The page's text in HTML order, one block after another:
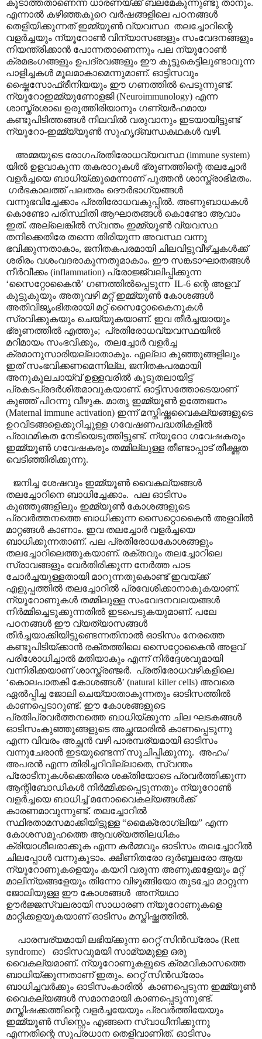
കൂടാത്തതാണെന്ന ധാരണയ്ക്ക് ബലമേകുന്നുണ്ടു താനും.
എന്നാൽ കഴിഞ്ഞകുറെ വർഷങ്ങളിലെ പഠനങ്ങൾ
തെളിയിക്കുന്നത് ഇമ്മ്യൂൺ വ്യവസ്ഥ തലച്ചോറിന്റെ
വളർച്ചയും ന്യൂറോൺ വിന്യാസങ്ങളും സംവേദനങ്ങളും
നിയന്ത്രിക്കാൻ പോന്നതാണെന്നും പല ന്യൂറോൺ
ക്രമഭംഗങ്ങളും ഉപദ്രവങ്ങളും ഈ കൂട്ടുകെട്ടിലുണ്ടാവുന്ന
പാളിച്ചകൾ മൂലമാകാമെന്നുമാണ്. ഓട്ടിസവും
ഷ്കൈസോഫ്രീനിയയും ഈ ഗണത്തിൽ പെടുന്നുണ്ട്.
ന്യൂറോഇമ്മ്യൂണോളജി (Neuroimmunology) എന്ന
ശാസ്ത്രശാഖ ഉരുത്തിരിയാനും ഗണ്യർഹമായ
കണ്ടുപിടിത്തങ്ങൾ നിലവിൽ വരുവാനും ഇടയായിട്ടുണ്ട്
ന്യൂറോ-ഇമ്മ്യ്യൂൺ സുഹൃദ്ബന്ധകഥകൾ വഴി.
അമ്മയുടെ രോഗപ്രതിരോധവ്യവസ്ഥ (immune system)
യിൽ ഉളവാകുന്ന തകരാറുകൾ ഭ്രൂണത്തിന്റെ തലച്ചോർ
വളർച്ചയെ ബാധിയ്ക്കുമെന്നാണ് പുത്തൻ ശാസ്ത്രാഭിമതം.
ഗർഭകാലത്ത് പലതരം ദൌർഭാഗ്യങ്ങൾ
വന്നുഭവിച്ചേക്കാം പ്രതിരോധവകുപ്പിൽ. അണുബാധകൾ
കൊണ്ടോ പരിസ്ഥിതി ആഘാതങ്ങൾ കൊണ്ടോ ആവാം
ഇത്. അല്ലെങ്കിൽ സ്വന്തം ഇമ്മ്യൂൺ വ്യവസ്ഥ
തനിക്കെതിരേ തന്നെ തിരിയുന്ന അവസ്ഥ വന്നു
ഭവിക്കുന്നതാകാം, ജനിതകപരമായി ചിലവിട്ടുവീഴ്ച്ചകൾക്ക്
ശരീരം വശംവദരാകുന്നതുമാകാം. ഈ സങ്കടാഘാതങ്ങൾ
നീർവീക്കം (inflammation) പ്രോജ്ജ്വലിപ്പിക്കുന്ന
‘സൈറ്റോകൈൻ’ ഗണത്തിൽ‌പ്പെടുന്ന IL-6 ന്റെ അളവ്
കൂട്ടുകുയും അതുവഴി മറ്റ് ഇമ്മ്യൂൺ കോശങ്ങൾ
അതിവിജൃംഭിതരായി മറ്റ് സൈറ്റോകൈനുകൾ
സ്രവിക്കുകയും ചെയ്യുകയാണ്. ഇവ തീർച്ചയായും
ഭ്രൂണത്തിൽ എത്തും; പ്രതിരോധവ്യവസ്ഥയിൽ
മറിമായം സംഭവിക്കും, തലച്ചോർ വളർച്ച
ക്രമാനുസാരിയല്ലാതാകും. എല്ലാ കുഞ്ഞുങ്ങളിലും
ഇത് സംഭവിക്കണമെന്നില്ല, ജനിതകപരമായി
അനുകൂലചായ്‌വ് ഉള്ളവരിൽ കൂടുതലായിട്ട്
പ്രകടപ്രദർശിതമാവുകയാണ്. ഓട്ടിസത്തോടെയാണ്
കുഞ്ഞ് പിറന്നു വീഴുക. മാതൃ ഇമ്മ്യൂൺ ഉത്തേജനം
(Maternal immune activation) ഇന്ന് മസ്തിഷ്ക്കവൈകല്യങ്ങളുടെ
ഉറവിടങ്ങളെക്കുറിച്ചുള്ള ഗവേഷണപദ്ധതികളിൽ
പ്രാഥമികത നേടിയെടുത്തിട്ടുണ്ട്. ന്യൂറോ ഗവേഷകരും
ഇമ്മ്യൂൺ ഗവേഷകരും തമ്മില്ലുള്ള തീണ്ടാപ്പാട് തീക്ഷ്ണത
വെടിഞ്ഞിരിക്കുന്നു.
ജനിച്ച ശേഷവും ഇമ്മ്യൂൺ വൈകല്യങ്ങൾ
തലച്ചോറിനെ ബാധിച്ചേക്കാം. പല ഓടിസം
കുഞ്ഞുങ്ങളിലും ഇമ്മ്യൂൺ കോശങ്ങളുടെ
പ്രവർത്തനത്തെ ബാധിക്കുന്ന സൈറ്റൊകൈൻ അളവിൽ
മാറ്റങ്ങൾ കാണാം. ഇവ തലച്ചോർ വളർച്ചയെ
ബാധിക്കുന്നതാണ്. പല പ്രതിരോധകോശങ്ങളും
തലച്ചോറിലെത്തുകയാണ്. രക്തവും തലച്ചോറിലെ
സ്രാവങ്ങളും വേർതിരിക്കുന്ന നേർത്ത പാട
ചോർച്ചയുള്ളതായി മാറുന്നതുകൊണ്ട് ഇവയ്ക്ക്
എളുപ്പത്തിൽ തലച്ചോറിൽ പ്രവേശിക്കാനാകുകയാണ്.
ന്യൂറോണുകൾ തമ്മിലുള്ള സംവേദനവലയങ്ങൾ
നിർമ്മിച്ചെടുക്കുന്നതിൽ ഇടപെടുകയുമാണ്. പലേ
പഠനങ്ങൾ ഈ വ്യത്യാസങ്ങൾ
തീർച്ചയാക്കിയിട്ടുണ്ടെന്നതിനാൽ ഓടിസം നേരത്തെ
കണ്ടുപിടിയ്ക്കാൻ രക്തത്തിലെ സൈറ്റോകൈൻ അളവ്
പരിശോധിച്ചാൽ മതിയാകും എന്ന് നിർദ്ദേശവുമായി
വന്നിരിക്കയാണ് ശാസ്ത്രഞ്ജർ. പ്രതിരോധവഴികളിലെ
‘കൊലപാതകി കോശങ്ങൾ’ (natural killer cells) അവരെ
ഏൽ‌പ്പിച്ച ജോലി ചെയ്യാതാകുന്നതും ഓടിസത്തിൽ
കാണപ്പെടാറുണ്ട്. ഈ കോശങ്ങളുടെ
പ്രതിപ്രവർത്തനത്തെ ബാധിയ്ക്കുന്ന ചില ഘടകങ്ങൾ
ഓടിസംകുഞ്ഞുങ്ങളുടെ അച്ഛന്മാരിൽ കാണപ്പെടുന്നു
എന്ന വിവരം അച്ഛൻ വഴി പാരമ്പര്യമായി ഓടിസം
വന്നുചേരാൻ ഇടയുണ്ടെന്ന് സൂചിപ്പിക്കുന്നു. അഹം/
അപരൻ എന്ന തിരിച്ചറിവില്ലാതെ, സ്വന്തം
പ്രോടീനുകൾക്കെതിരെ ശക്തിയോടെ പ്രവർത്തിക്കുന്ന
ആന്റിബോഡികൾ നിർമ്മിക്കപ്പെടുന്നതും ന്യൂറോൺ
വളർച്ചയെ ബാധിച്ച് മനോവൈകല്യങ്ങൾക്ക്
കാരണമാവുന്നുണ്ട്. തലച്ചോറിൽ
സ്ഥിരതാമസമാക്കിയിട്ടുള്ള “മൈക്രോഗ്ലിയ” എന്ന
കോശസമൂഹത്തെ ആവശ്യത്തിലധികം
ക്രിയാശീലരാക്കുക എന്ന കർമ്മവും ഓടിസം തലച്ചോറിൽ
ചിലപ്പോൾ വന്നുകൂടാം. ക്ഷീണിതരോ ദുർബ്ബലരോ ആയ
ന്യൂറോണുകളെയും കയറി വരുന്ന അണുക്കളേയും മറ്റ്
മാലിന്യങ്ങളേയും തിന്നോ വിഴുങ്ങിയോ തുടച്ചോ മാറ്റുന്ന
ജോലിയുള്ള ഈ കോശങ്ങൾ അന്യഥാ
ഊർജ്ജസ്വലരായി സാധാരണ ന്യൂറോണുകളെ
മാറ്റിക്കളയുകയാണ് ഓടിസം മസ്തിഷ്ക്കത്തിൽ.
പാരമ്പര്യമായി ലഭിയ്ക്കുന്ന റെറ്റ് സിൻഡ്രോം (Rett
syndrome) ഓടിസവുമയി സാമ്യമുള്ള ഒരു
വൈകല്യമാണ്. ന്യൂറോണുകളുടെ ക്രമവികാസത്തെ
ബാധിയ്ക്കുന്നതാണ് ഇതും. റെറ്റ് സിൻഡ്രോം
ബാധിച്ചവർക്കും ഓടിസംകാരിൽ കാണപ്പെടുന്ന ഇമ്മ്യൂൺ
വൈകല്യങ്ങൾ സമാനമായി കാണപ്പെടുന്നുണ്ട്.
മസ്തിഷക്കത്തിന്റെ വളർച്ചയേയും പ്രവർത്തിയേയും
ഇമ്മ്യൂൺ സിസ്റ്റെം എങ്ങനെ സ്വാധീനിക്കുന്നു
എന്നതിന്റെ സുപ്രധാന തെളിവാണിത്. ഓടിസം